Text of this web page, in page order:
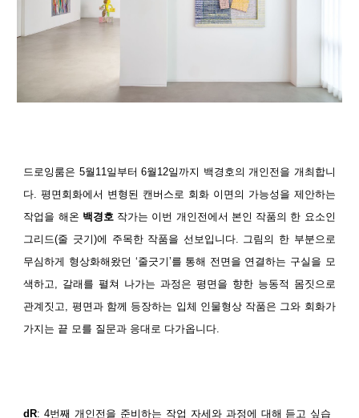
드로잉룸은 5월11일부터 6월12일까지 백경호의 개인전을 개최합니
다. 평면회화에서 변형된 캔버스로 회화 이면의 가능성을 제안하는
작업을 해온 백경호 작가는 이번 개인전에서 본인 작품의 한 요소인
그리드(줄 긋기)에 주목한 작품을 선보입니다. 그림의 한 부분으로
무심하게 형상화해왔던 ‘줄긋기’를 통해 전면을 연결하는 구실을 모
색하고, 갈래를 펼쳐 나가는 과정은 평면을 향한 능동적 몸짓으로
관계짓고, 평면과 함께 등장하는 입체 인물형상 작품은 그와 회화가
가지는 끝 모를 질문과 응대로 다가옵니다.
dR: 4번째 개인전을 준비하는 작업 자세와 과정에 대해 듣고 싶습